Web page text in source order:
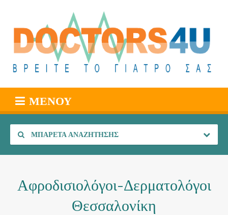
ΜΕΝΟΎ
ΜΠΑΡΈΤΑ ΑΝΑΖΉΤΗΣΗΣ
Αφροδισιολόγοι-Δερματολόγοι
Θεσσαλονίκη